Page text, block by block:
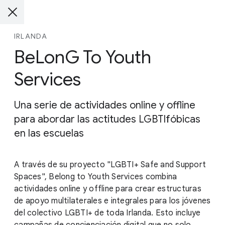
IRLANDA
BeLonG To Youth
Services
Una serie de actividades online y offline
para abordar las actitudes LGBTIfóbicas
en las escuelas
A través de su proyecto "LGBTI+ Safe and Support
Spaces", Belong to Youth Services combina
actividades online y offline para crear estructuras
de apoyo multilaterales e integrales para los jóvenes
del colectivo LGBTI+ de toda Irlanda. Esto incluye